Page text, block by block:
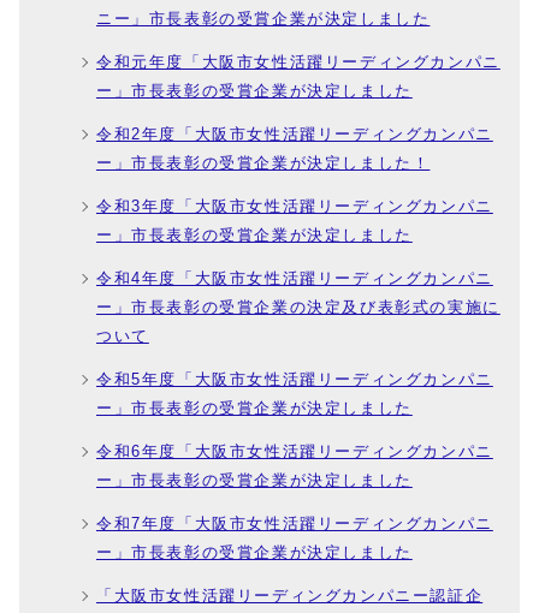
ニー」市長表彰の受賞企業が決定しました
令和元年度「大阪市女性活躍リーディングカンパニ
ー」市長表彰の受賞企業が決定しました
令和2年度「大阪市女性活躍リーディングカンパニ
ー」市長表彰の受賞企業が決定しました！
令和3年度「大阪市女性活躍リーディングカンパニ
ー」市長表彰の受賞企業が決定しました
令和4年度「大阪市女性活躍リーディングカンパニ
ー」市長表彰の受賞企業の決定及び表彰式の実施に
ついて
令和5年度「大阪市女性活躍リーディングカンパニ
ー」市長表彰の受賞企業が決定しました
令和6年度「大阪市女性活躍リーディングカンパニ
ー」市長表彰の受賞企業が決定しました
令和7年度「大阪市女性活躍リーディングカンパニ
ー」市長表彰の受賞企業が決定しました
「大阪市女性活躍リーディングカンパニー認証企